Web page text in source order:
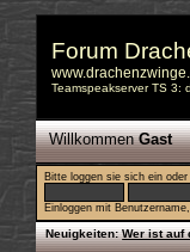
Forum
Teamspeakserver TS 3:
WillkommenGast
Bitte loggen sie sich ein
Einloggen mit
Neuigkeiten: Wer ist auf